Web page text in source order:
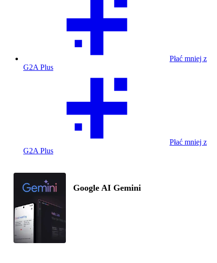
Płać mniej z
G2A Plus
Płać mniej z
G2A Plus
Google AI Gemini